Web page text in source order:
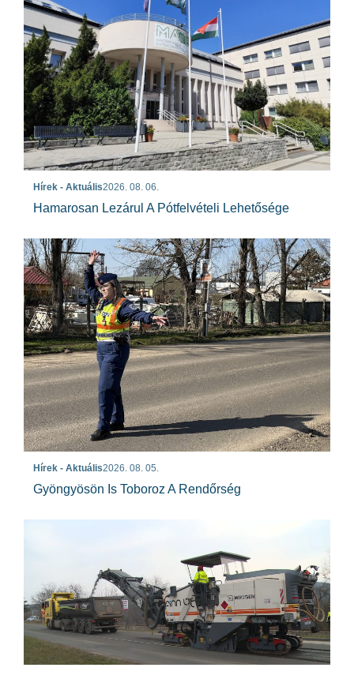
Hírek - Aktuális2026. 08. 06.
Hamarosan Lezárul A Pótfelvételi Lehetősége
Hírek - Aktuális2026. 08. 05.
Gyöngyösön Is Toboroz A Rendőrség